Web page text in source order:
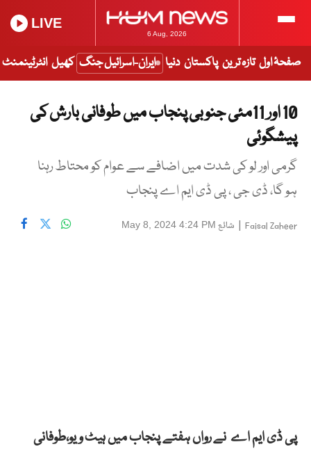
6 Aug, 2026
LIVE
صفحۂ اول تازہ ترین پاکستان دنیا ایران-اسرائیل جنگ کھیل انٹرٹینمنٹ
10 اور 11مئی جنوبی پنجاب میں طوفانی بارش کی
پیشگوئی
گرمی اور لو کی شدت میں اضافے سے عوام کو محتاط رہنا
ہو گا، ڈی جی ، پی ڈی ایم اے پنجاب
Faisal Zaheer
| شائع May 8, 2024 4:24 PM
پی ڈی ایم اے نے رواں ہفتے پنجاب میں ہیٹ ویو،طوفانی